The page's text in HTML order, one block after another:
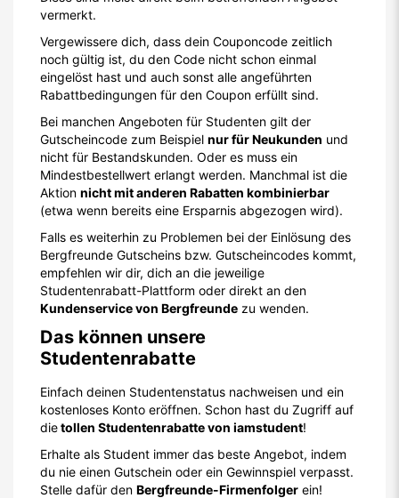
vermerkt.
Vergewissere dich, dass dein Couponcode zeitlich
noch gültig ist, du den Code nicht schon einmal
eingelöst hast und auch sonst alle angeführten
Rabattbedingungen für den Coupon erfüllt sind.
Bei manchen Angeboten für Studenten gilt der
Gutscheincode zum Beispiel nur für Neukunden und
nicht für Bestandskunden. Oder es muss ein
Mindestbestellwert erlangt werden. Manchmal ist die
Aktion nicht mit anderen Rabatten kombinierbar
(etwa wenn bereits eine Ersparnis abgezogen wird).
Falls es weiterhin zu Problemen bei der Einlösung des
Bergfreunde Gutscheins bzw. Gutscheincodes kommt,
empfehlen wir dir, dich an die jeweilige
Studentenrabatt-Plattform oder direkt an den
Kundenservice von Bergfreunde zu wenden.
Das können unsere
Studentenrabatte
Einfach deinen Studentenstatus nachweisen und ein
kostenloses Konto eröffnen. Schon hast du Zugriff auf
dietollen Studentenrabatte von iamstudent!
Erhalte als Student immer das beste Angebot, indem
du nie einen Gutschein oder ein Gewinnspiel verpasst.
Stelle dafür den Bergfreunde-Firmenfolger ein!